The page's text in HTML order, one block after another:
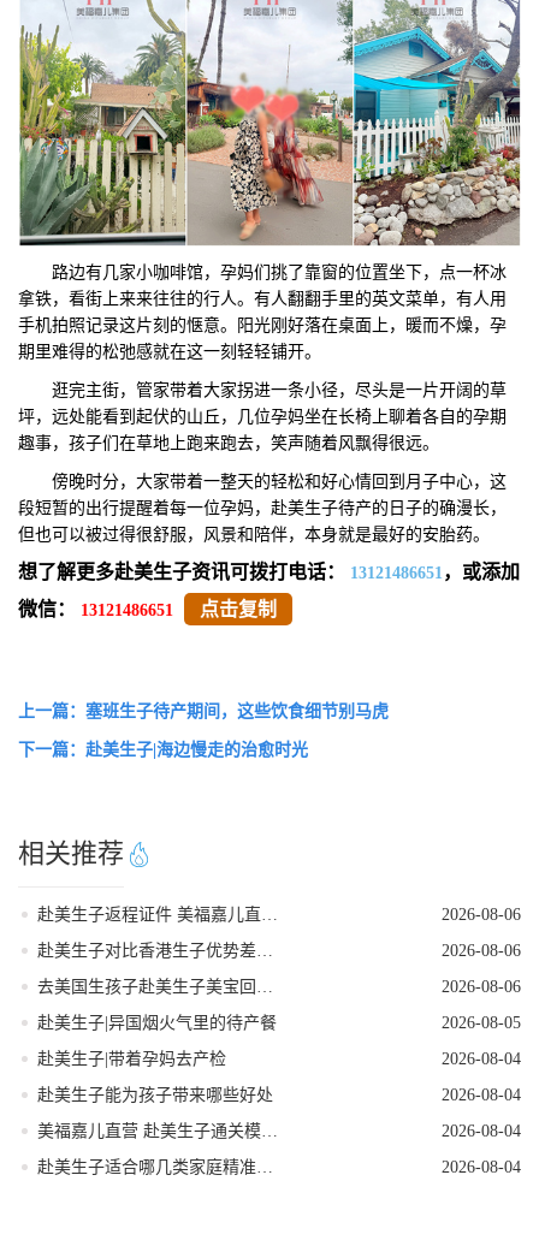
路边有几家小咖啡馆，孕妈们挑了靠窗的位置坐下，点一杯冰
拿铁，看街上来来往往的行人。有人翻翻手里的英文菜单，有人用
手机拍照记录这片刻的惬意。阳光刚好落在桌面上，暖而不燥，孕
期里难得的松弛感就在这一刻轻轻铺开。
逛完主街，管家带着大家拐进一条小径，尽头是一片开阔的草
坪，远处能看到起伏的山丘，几位孕妈坐在长椅上聊着各自的孕期
趣事，孩子们在草地上跑来跑去，笑声随着风飘得很远。
傍晚时分，大家带着一整天的轻松和好心情回到月子中心，这
段短暂的出行提醒着每一位孕妈，赴美生子待产的日子的确漫长，
但也可以被过得很舒服，风景和陪伴，本身就是最好的安胎药。
想了解更多赴美生子资讯可拨打电话： 13121486651，或添加
微信：
13121486651 点击复制
上一篇：塞班生子待产期间，这些饮食细节别马虎
下一篇：赴美生子|海边慢走的治愈时光
相关推荐
赴美生子返程证件 美福嘉儿直营核对清单
2026-08-06
赴美生子对比香港生子优势差距全面分析
2026-08-06
去美国生孩子赴美生子美宝回国落户流程
2026-08-06
赴美生子|异国烟火气里的待产餐
2026-08-05
赴美生子|带着孕妈去产检
2026-08-04
赴美生子能为孩子带来哪些好处
2026-08-04
美福嘉儿直营 赴美生子通关模拟问答
2026-08-04
赴美生子适合哪几类家庭精准人群定位
2026-08-04